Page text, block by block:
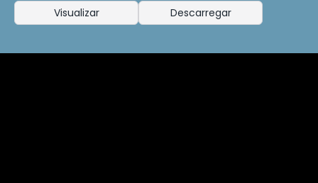
Visualizar Descarregar